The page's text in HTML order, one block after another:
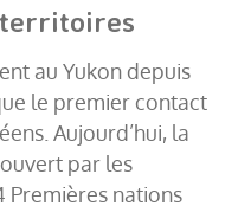
territoires
au Yukon depuis
le premier contact
Aujourd’hui, la
par les
Premières nations